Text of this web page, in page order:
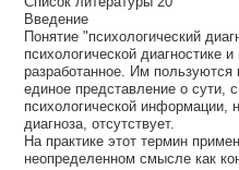
Введение
Понятие "психологический
психологической диагностике
разработанное. Им пользуются
единое представление о сути,
психологической информации,
диагноза, отсутствует.
На практике этот термин
неопределенном смысле как